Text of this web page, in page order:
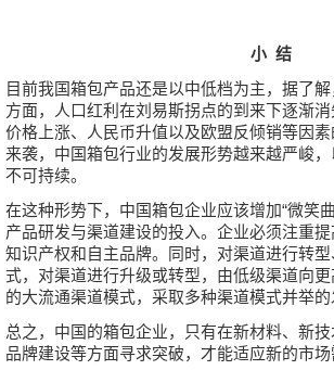
小 结
目前我国箱包产品还是以中低档为主，据了
方面，人口红利在刘易斯拐点的到来下逐渐
价格上涨、人民币升值以及欧盟反倾销等因
来袭，中国箱包行业的发展形势越来越严峻
不可持续。
在这种形势下，中国箱包企业应该增加“微笑
产品研发与渠道建设的投入。 企业必须注重
知识产权和自主品牌。同时，对渠道进行转
式，对渠道进行升级或转型，由低级渠道向
的大流通渠道模式，采取多种渠道模式并举
总之， 中国的箱包企业，只有在新材料、新
品牌建设等方面寻求突破，才能适应新的市